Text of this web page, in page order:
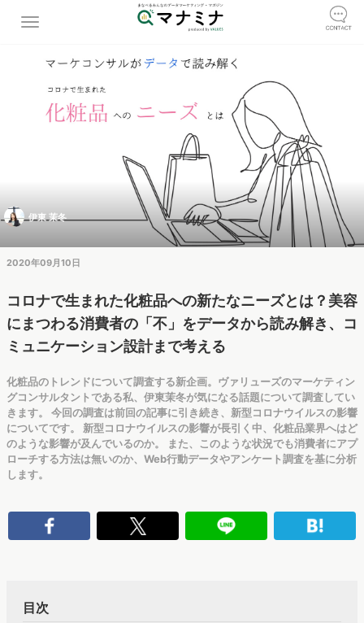
伊東 茉冬
2020年09月10日
コロナで生まれた化粧品への新たなニーズとは？美容
にまつわる消費者の「不」をデータから読み解き、コ
ミュニケーション設計まで考える
化粧品のトレンドについて調査する新企画。ヴァリューズのマーケティン
グコンサルタントである私、伊東茉冬が気になる話題について調査してい
きます。 今回の調査は前回の記事に引き続き、新型コロナウイルスの影響
についてです。 新型コロナウイルスの影響が長引く中、化粧品業界へはど
のような影響が及んでいるのか。 また、このような状況でも消費者にアプ
ローチする方法は無いのか、Web行動データやアンケート調査を基に分析
します。
目次